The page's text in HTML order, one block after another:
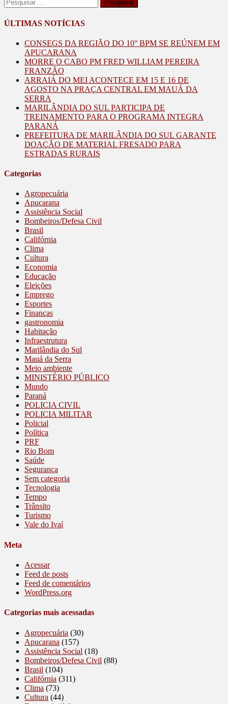
por:
ÚLTIMAS NOTÍCIAS
CONSEGS DA REGIÃO DO 10° BPM SE REÚNEM EM
APUCARANA
MORRE O CABO PM FRED WILLIAM PEREIRA
FRANZÃO
ARRAIÁ DO MEI ACONTECE EM 15 E 16 DE
AGOSTO NA PRAÇA CENTRAL EM MAUÁ DA
SERRA
MARILÂNDIA DO SUL PARTICIPA DE
TREINAMENTO PARA O PROGRAMA INTEGRA
PARANÁ
PREFEITURA DE MARILÂNDIA DO SUL GARANTE
DOAÇÃO DE MATERIAL FRESADO PARA
ESTRADAS RURAIS
Categorias
Agropecuária
Apucarana
Assistência Social
Bombeiros/Defesa Civil
Brasil
Califórnia
Clima
Cultura
Economia
Educação
Eleições
Emprego
Esportes
Finanças
gastronomia
Habitação
Infraestrutura
Marilândia do Sul
Mauá da Serra
Meio ambiente
MINISTÉRIO PÚBLICO
Mundo
Paraná
POLICIA CIVIL
POLICIA MILITAR
Policial
Política
PRF
Rio Bom
Saúde
Segurança
Sem categoria
Tecnologia
Tempo
Trânsito
Turismo
Vale do Ivaí
Meta
Acessar
Feed de posts
Feed de comentários
WordPress.org
Categorias mais acessadas
Agropecuária (30)
Apucarana (157)
Assistência Social (18)
Bombeiros/Defesa Civil (88)
Brasil (104)
Califórnia (311)
Clima (73)
Cultura (44)